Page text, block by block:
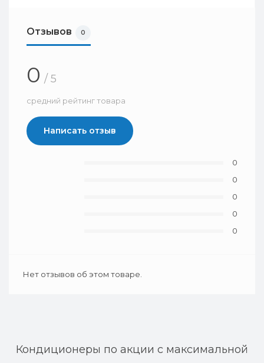
Отзывов 0
0 / 5
средний рейтинг товара
Написать отзыв
0
0
0
0
0
Нет отзывов об этом товаре.
Кондиционеры по акции с максимальной